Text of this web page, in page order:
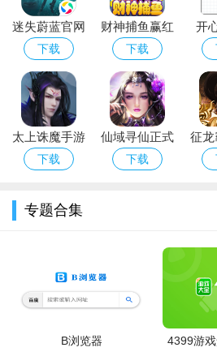
迷失蔚蓝官网
下载最新版本
下载
财神捕鱼赢红
包版下载
下载
开
太上诛魔手游
下载
仙域寻仙正式
版
下载
征
专题合集
B浏览器
4399游